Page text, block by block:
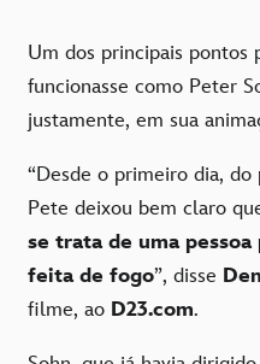
Um dos principais pontos
funcionasse como Peter
justamente, em sua
“Desde o primeiro dia,
Pete deixou bem claro
se trata de uma
feita de fogo”, disse
filme, ao D23.com.